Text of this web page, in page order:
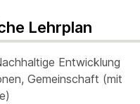
Lehrplan
Entwicklung
Gemeinschaft (mit